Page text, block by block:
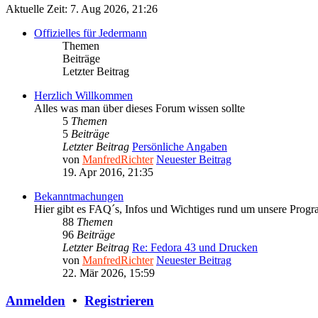
Aktuelle Zeit: 7. Aug 2026, 21:26
Offizielles für Jedermann
Themen
Beiträge
Letzter Beitrag
Herzlich Willkommen
Alles was man über dieses Forum wissen sollte
5 Themen
5 Beiträge
Letzter Beitrag Persönliche Angaben
von ManfredRichter Neuester Beitrag
19. Apr 2016, 21:35
Bekanntmachungen
Hier gibt es FAQ´s, Infos und Wichtiges rund um unsere
88 Themen
96 Beiträge
Letzter Beitrag Re: Fedora 43 und Drucken
von ManfredRichter Neuester Beitrag
22. Mär 2026, 15:59
Anmelden • Registrieren